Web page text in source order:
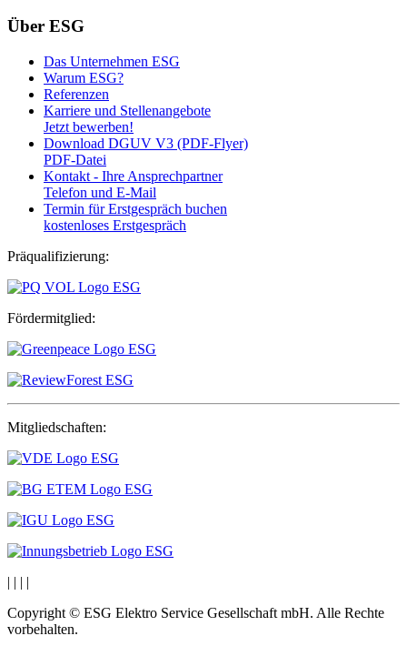
Über ESG
Das Unternehmen ESG
Warum ESG?
Referenzen
Karriere und Stellenangebote
Jetzt bewerben!
Download DGUV V3 (PDF-Flyer)
PDF-Datei
Kontakt - Ihre Ansprechpartner
Telefon und E-Mail
Termin für Erstgespräch buchen
kostenloses Erstgespräch
Präqualifizierung:
Fördermitglied:
Mitgliedschaften:
| | | |
Copyright © ESG Elektro Service Gesellschaft mbH. Alle Rechte
vorbehalten.